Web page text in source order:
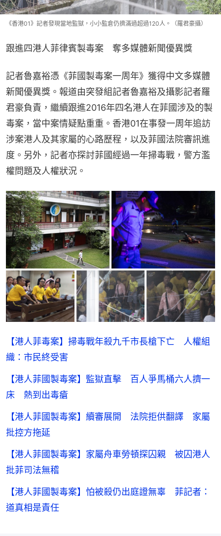
《香港01》記者發現當地監獄，小小監倉仍擠滿過超過120人。（羅君豪攝）
跟進四港人菲律賓製毒案　奪多媒體新聞優異獎
記者魯嘉裕憑《菲國製毒案一周年》獲得中文多媒體
新聞優異獎。報道由突發組記者魯嘉裕及攝影記者羅
君豪負責，繼續跟進2016年四名港人在菲國涉及的製
毒案，當中案情疑點重重。香港01在事發一周年追訪
涉案港人及其家屬的心路歷程，以及菲國法院審訊進
度。另外，記者亦探討菲國經過一年掃毒戰，警方濫
權問題及人權狀況。
【港人菲毒案】掃毒戰年殺九千市長槍下亡 人權組
織：市民終受害
【港人菲國製毒案】監獄直擊 百人爭馬桶六人擠一
床 熱到出毒瘡
【港人菲國製毒案】續審展開 法院拒供翻譯 家屬
批控方拖延
【港人菲國製毒案】家屬舟車勞頓探囚親 被囚港人
批菲司法無稽
【港人菲國製毒案】怕被殺仍出庭證無辜 菲記者：
道真相是責任